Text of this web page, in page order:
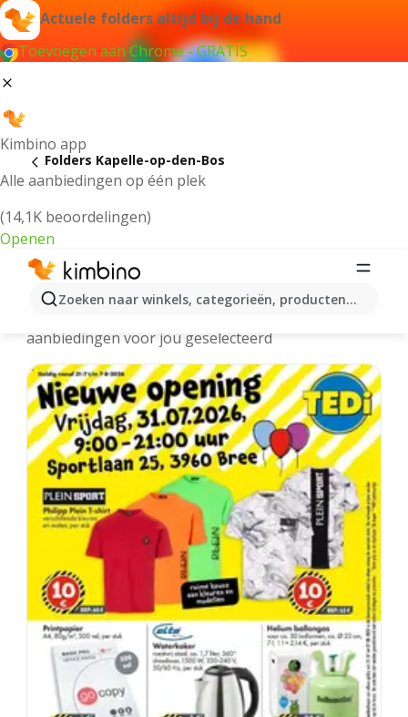
Actuele folders altijd bij de hand
Toevoegen aan Chrome - GRATIS
Kimbino app
Alle aanbiedingen op één plek
(14,1K beoordelingen)
Openen
Zoeken naar winkels, categorieën, producten...
Folders Kapelle-op-den-Bos
Kapelle-op-den-Bos folders online
aanbiedingen voor jou geselecteerd